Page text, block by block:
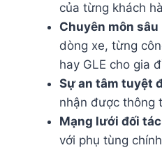
của từng khách
Chuyên môn sâu
dòng xe, từng
hay GLE cho gia
Sự an tâm tuyệt
nhận được thông
Mạng lưới đối
với phụ tùng